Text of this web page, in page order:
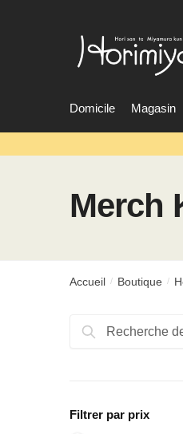
Domicile Magasin
Merch
Accueil / Boutique /
Rechercher:
Recherche
Filtrer par prix